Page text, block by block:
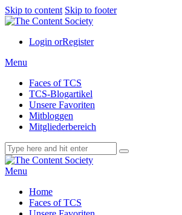
Skip to content Skip to footer
Login orRegister
Menu
Faces of TCS
TCS-Blogartikel
Unsere Favoriten
Mitbloggen
Mitgliederbereich
Menu
Home
Faces of TCS